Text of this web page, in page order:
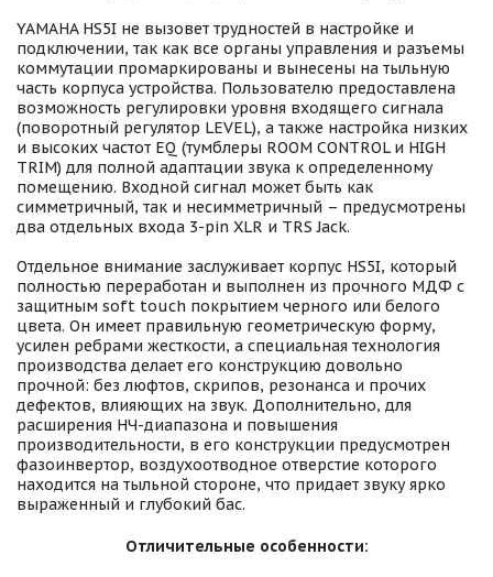
YAMAHA HS5I не вызовет трудностей в настройке и
подключении, так как все органы управления и разъемы
коммутации промаркированы и вынесены на тыльную
часть корпуса устройства. Пользователю предоставлена
возможность регулировки уровня входящего сигнала
(поворотный регулятор LEVEL), а также настройка низких
и высоких частот EQ (тумблеры ROOM CONTROL и HIGH
TRIM) для полной адаптации звука к определенному
помещению. Входной сигнал может быть как
симметричный, так и несимметричный – предусмотрены
два отдельных входа 3-pin XLR и TRS Jack.
Отдельное внимание заслуживает корпус HS5I, который
полностью переработан и выполнен из прочного МДФ с
защитным soft touch покрытием черного или белого
цвета. Он имеет правильную геометрическую форму,
усилен ребрами жесткости, а специальная технология
производства делает его конструкцию довольно
прочной: без люфтов, скрипов, резонанса и прочих
дефектов, влияющих на звук. Дополнительно, для
расширения НЧ-диапазона и повышения
производительности, в его конструкции предусмотрен
фазоинвертор, воздухоотводное отверстие которого
находится на тыльной стороне, что придает звуку ярко
выраженный и глубокий бас.
Отличительные особенности: